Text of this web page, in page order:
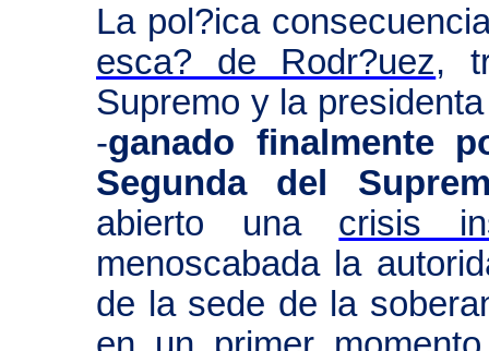
La pol?ica
esca? de Rodr?uez,
Supremo y la
-ganado finalmente
Segunda del
abierto una
crisis
menoscabada la
de la sede de la